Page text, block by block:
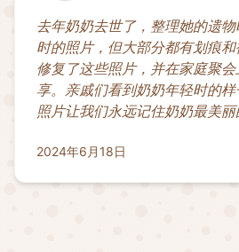
去年奶奶去世了，整理她的遗
时的照片，但大部分都有划痕
修复了这些照片，并在家庭聚
享。亲戚们看到奶奶年轻时的
照片让我们永远记住奶奶最美丽
2024年6月18日